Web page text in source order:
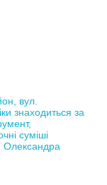
вул.
знаходиться за
суміші
Олександра